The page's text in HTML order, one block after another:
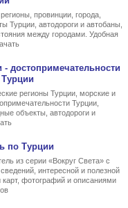
провинции, города,
Турции, автодороги и автобаны,
между городами. Удобная
- достопримечательности
регионы Турции, морские и
Турции,
объекты, автодороги и
по Турции
из серии «Вокруг Света» с
интересной и полезной
фотографий и описаниями